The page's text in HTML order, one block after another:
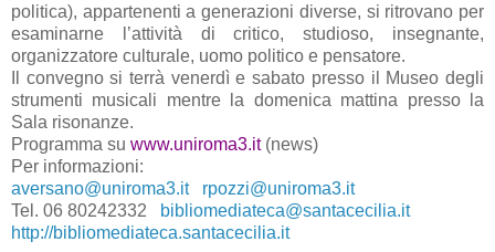
politica), appartenenti a generazioni diverse, si ritrovano per
esaminarne l’attività di critico, studioso, insegnante,
organizzatore culturale, uomo politico e pensatore.
Il convegno si terrà venerdì e sabato presso il Museo degli
strumenti musicali mentre la domenica mattina presso
la
Sala risonanze.
Programma su www.uniroma3.it(news)
Per informazioni:
aversano@uniroma3.it
rpozzi@uniroma3.it
Tel. 06 80242332
bibliomediateca@santacecilia.it
http://bibliomediateca.santacecilia.it